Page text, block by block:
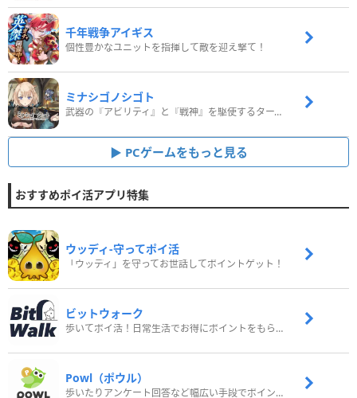
千年戦争アイギス
個性豊かなユニットを指揮して敵を迎え撃て！
ミナシゴノシゴト
武器の『アビリティ』と『戦神』を駆使するターン制コマンドバトルRPG！
PCゲームをもっと見る
おすすめポイ活アプリ特集
ウッディ‐守ってポイ活
「ウッディ」を守ってお世話してポイントゲット！
ビットウォーク
歩いてポイ活！日常生活でお得にポイントをもらおう
Powl（ポウル）
歩いたりアンケート回答など幅広い手段でポイントをゲット